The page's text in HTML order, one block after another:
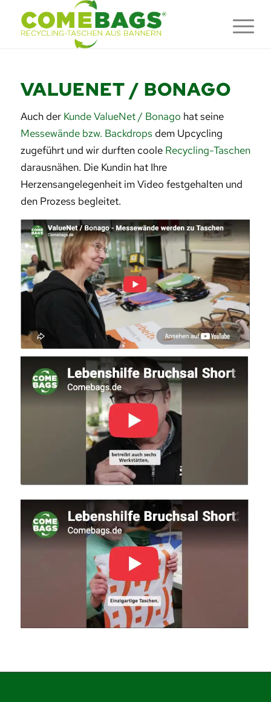
VALUENET / BONAGO
Auch der Kunde ValueNet / Bonago hat seine
Messewände bzw. Backdrops dem Upcycling
zugeführt und wir durften coole Recycling-Taschen
darausnähen. Die Kundin hat Ihre
Herzensangelegenheit im Video festgehalten und
den Prozess begleitet.